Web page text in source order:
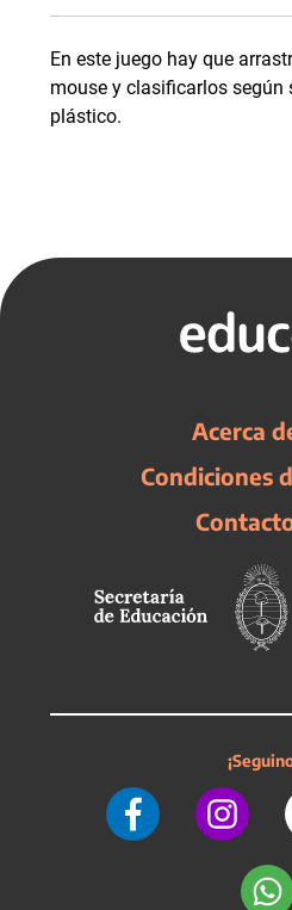
En este juego hay que
mouse y clasificarlos según
plástico.
Acerca
Condiciones